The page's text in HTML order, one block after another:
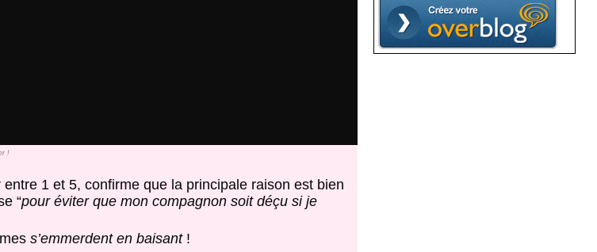
!
1 et 5, confirme que la principale raison est bien
“pour éviter que mon compagnon soit déçu si je
s’emmerdent en baisant!